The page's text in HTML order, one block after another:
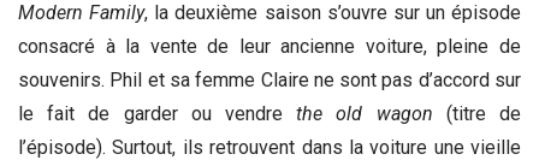
Modern Family, la deuxième saison s’ouvre sur un épisode
consacré à la vente de leur ancienne voiture, pleine de
souvenirs. Phil et sa femme Claire ne sont pas d’accord sur
le fait de garder ou vendrethe old wagon (titre de
l’épisode). Surtout, ils retrouvent dans la voiture une vieille